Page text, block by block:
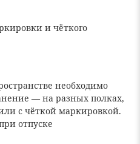
и чёткого
необходимо
— на разных полках,
с чёткой маркировкой.
отпуске